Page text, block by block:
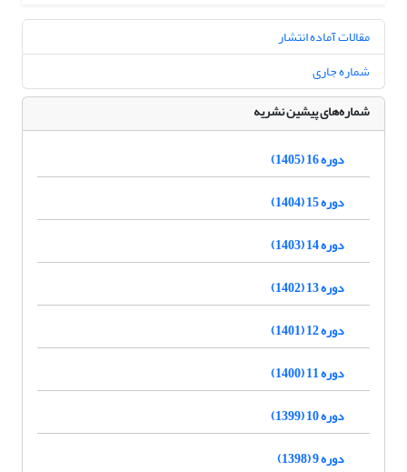
مقالات آماده انتشار
شماره جاری
شماره‌های پیشین نشریه
دوره 16 (1405)
دوره 15 (1404)
دوره 14 (1403)
دوره 13 (1402)
دوره 12 (1401)
دوره 11 (1400)
دوره 10 (1399)
دوره 9 (1398)